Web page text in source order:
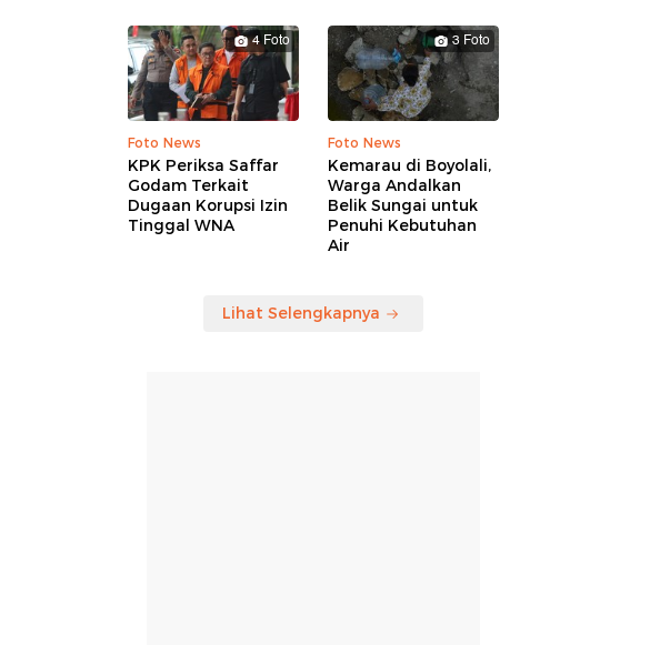
4 Foto
Foto News
KPK Periksa Saffar
Godam Terkait
Dugaan Korupsi Izin
Tinggal WNA
3 Foto
Foto News
Kemarau di Boyolali,
Warga Andalkan
Belik Sungai untuk
Penuhi Kebutuhan
Air
Lihat Selengkapnya